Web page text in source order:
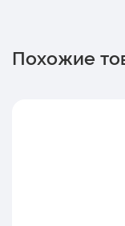
Похожие